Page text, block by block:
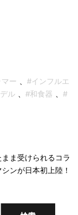
ー 、 #インフルエ
ル 、 #和食器 、 #
ま受けられるコラ
ンが日本初上陸！